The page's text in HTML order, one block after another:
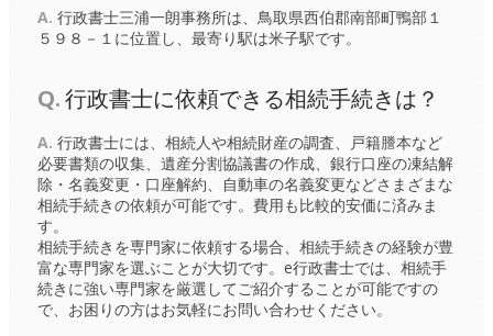
A. 行政書士三浦一朗事務所は、鳥取県西伯郡南部町鴨部１
５９８－１に位置し、最寄り駅は米子駅です。
Q.行政書士に依頼できる相続手続きは？
A. 行政書士には、相続人や相続財産の調査、戸籍謄本など
必要書類の収集、遺産分割協議書の作成、銀行口座の凍結解
除・名義変更・口座解約、自動車の名義変更などさまざまな
相続手続きの依頼が可能です。費用も比較的安価に済みま
す。
相続手続きを専門家に依頼する場合、相続手続きの経験が豊
富な専門家を選ぶことが大切です。e行政書士では、相続手
続きに強い専門家を厳選してご紹介することが可能ですの
で、お困りの方はお気軽にお問い合わせください。